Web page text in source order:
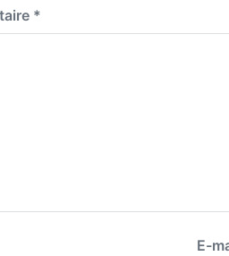
*
E-